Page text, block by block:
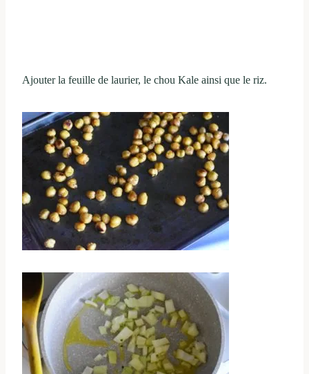
Ajouter la feuille de laurier, le chou Kale ainsi que le riz.